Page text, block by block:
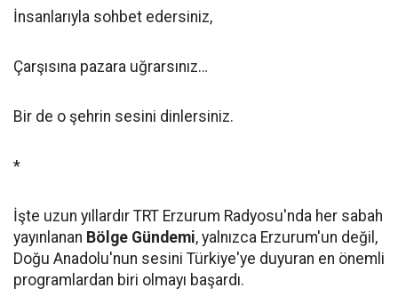
İnsanlarıyla sohbet edersiniz,
Çarşısına pazara uğrarsınız…
Bir de o şehrin sesini dinlersiniz.
*
İşte uzun yıllardır TRT Erzurum Radyosu'nda her sabah
yayınlanan Bölge Gündemi, yalnızca Erzurum'un değil,
Doğu Anadolu'nun sesini Türkiye'ye duyuran en önemli
programlardan biri olmayı başardı.